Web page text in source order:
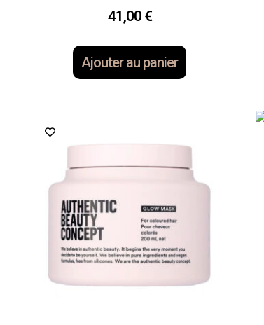
41,00 €
Ajouter au panier